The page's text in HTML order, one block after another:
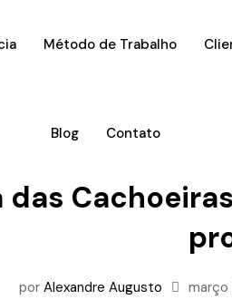
Método de Trabalho
Blog Contato
das
por Alexandre Augusto março